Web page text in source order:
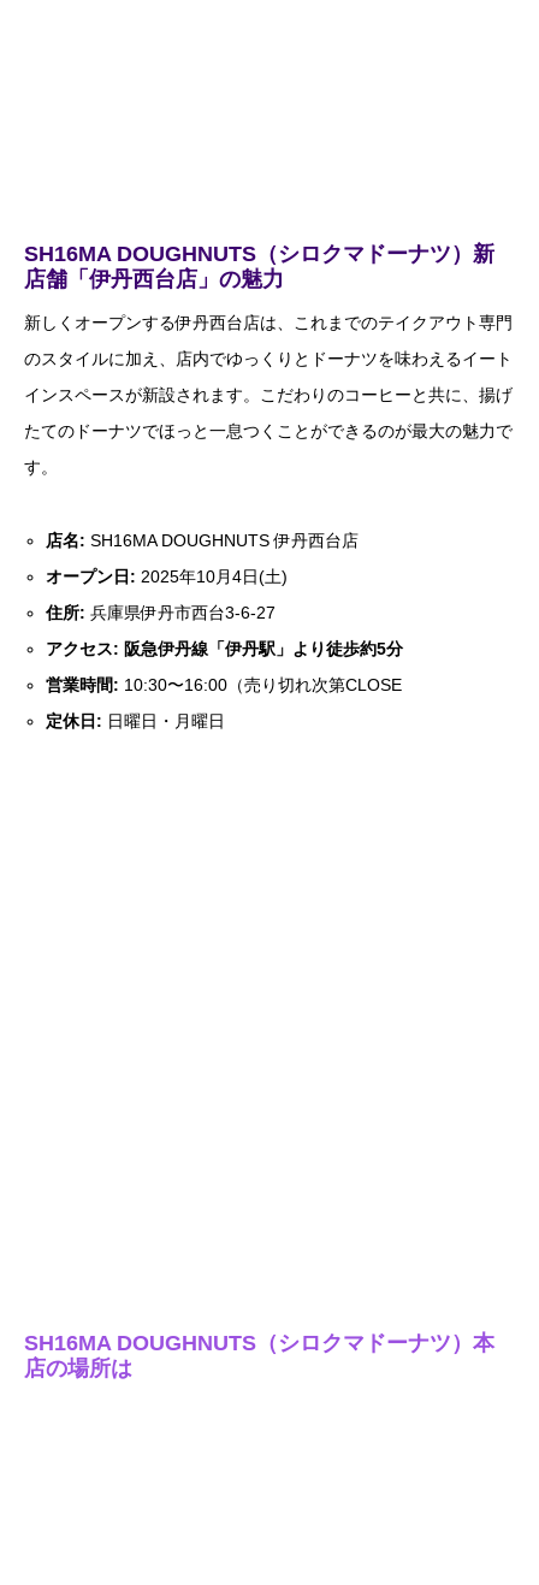
SH16MA DOUGHNUTS（シロクマドーナツ）新
店舗「伊丹西台店」の魅力
新しくオープンする伊丹西台店は、これまでのテイクアウト専門
のスタイルに加え、店内でゆっくりとドーナツを味わえるイート
インスペースが新設されます。こだわりのコーヒーと共に、揚げ
たてのドーナツでほっと一息つくことができるのが最大の魅力で
す。
店名: SH16MA DOUGHNUTS 伊丹西台店
オープン日: 2025年10月4日(土)
住所: 兵庫県伊丹市西台3-6-27
アクセス: 阪急伊丹線「伊丹駅」より徒歩約5分
営業時間: 10:30〜16:00（売り切れ次第CLOSE
定休日: 日曜日・月曜日
SH16MA DOUGHNUTS（シロクマドーナツ）本
店の場所は